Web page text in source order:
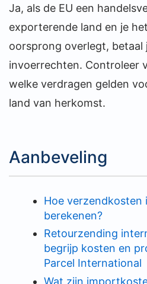
Ja, als de EU een
exporterende land en je
oorsprong overlegt, betaal
invoerrechten. Controleer
welke verdragen gelden
land van herkomst.
Aanbeveling
Hoe verzendkosten
berekenen?
Retourzending
begrijp kosten en
Parcel International
Wat zijn